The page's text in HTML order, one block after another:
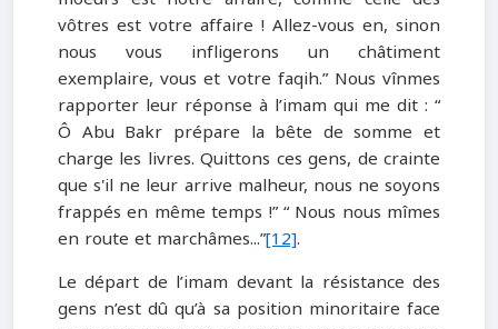
vôtres est votre affaire ! Allez-vous en, sinon
nous vous infligerons un châtiment
exemplaire, vous et votre faqih.” Nous vînmes
rapporter leur réponse à l’imam qui me dit : “
Ô Abu Bakr prépare la bête de somme et
charge les livres. Quittons ces gens, de crainte
que s'il ne leur arrive malheur, nous ne soyons
frappés en même temps !” “ Nous nous mîmes
en route et marchâmes...”[12].
Le départ de l’imam devant la résistance des
gens n’est dû qu’à sa position minoritaire face